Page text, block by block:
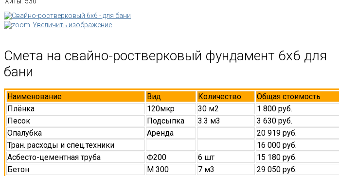
Увеличить изображение
Смета на свайно-ростверковый фундамент 6х6 для
бани
Наименование Вид Количество
Общая стоимость
Плёнка
120мкр 30 м2
1 800 руб.
Песок
Подсыпка 3.3 м3
3 630 руб.
Опалубка
Аренда
20 919 руб.
Тран. расходы и спец.техники
16 000 руб.
Асбесто-цементная труба
Ф200 6 шт
15 180 руб.
Бетон
М 300 7 м3
29 050 руб.